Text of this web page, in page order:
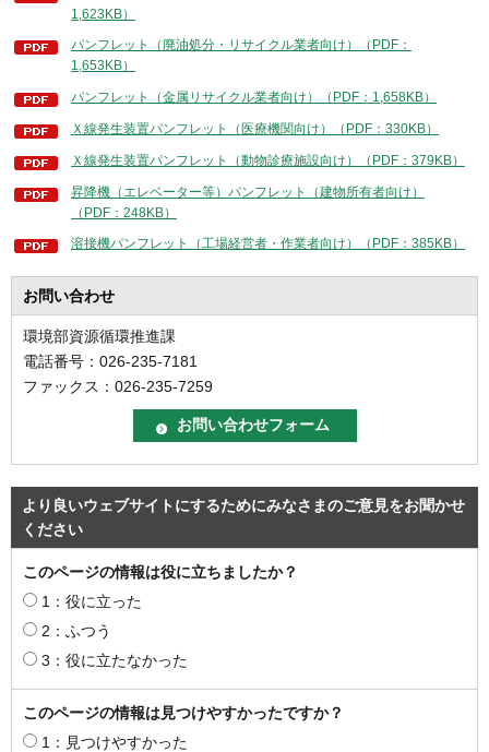
1,623KB）
パンフレット（廃油処分・リサイクル業者向け）（PDF：
1,653KB）
パンフレット（金属リサイクル業者向け）（PDF：1,658KB）
Ｘ線発生装置パンフレット（医療機関向け）（PDF：330KB）
Ｘ線発生装置パンフレット（動物診療施設向け）（PDF：379KB）
昇降機（エレベーター等）パンフレット（建物所有者向け）
（PDF：248KB）
溶接機パンフレット（工場経営者・作業者向け）（PDF：385KB）
お問い合わせ
環境部資源循環推進課
電話番号：026-235-7181
ファックス：026-235-7259
より良いウェブサイトにするためにみなさまのご意見をお聞かせ
ください
このページの情報は役に立ちましたか？
1：役に立った
2：ふつう
3：役に立たなかった
このページの情報は見つけやすかったですか？
1：見つけやすかった